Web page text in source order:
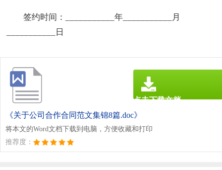
签约时间：___________年___________月
___________日
《关于公司合作合同范文集锦8篇.doc》
将本文的Word文档下载到电脑，方便收藏和打印
推荐度：
点击下载文档
文档为doc格式